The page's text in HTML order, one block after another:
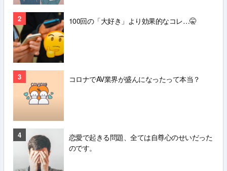
2 100回の「大好き」より効果的なコレ…🤫
3 コロナでAV業界が盛んになったって本当？
4
恋愛で起きる問題、全ては自尊心のせいだった
のです。